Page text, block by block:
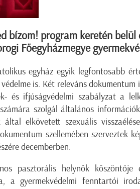
bízom! program keretén
Főegyházmegye
egyház egyik legfontosabb
is. Két releváns
és ifjúságvédelmi szabályzat a
szolgál általános
által elkövetett szexuális
szellemében szerveztek
decemberben.
pasztorális helynök
a gyermekvédelmi fenntartói